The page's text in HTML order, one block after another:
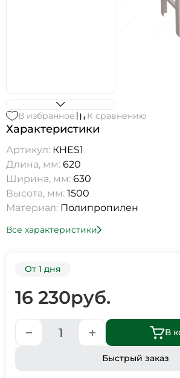
В избранное К сравнению
Характеристики
Артикул: КНES1
Длина, мм: 620
Ширина, мм: 630
Высота, мм: 1500
Материал: Полипропилен
Все характеристики
От 1 дня
16 230руб.
В
Быстрый заказ